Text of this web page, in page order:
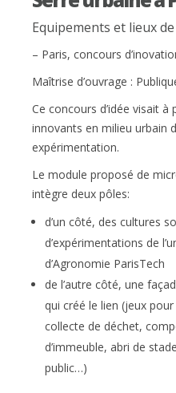
Equipements et lieux
– Paris, concours
Maîtrise d’ouvrage :
Ce concours d’idée visait
innovants en milieu urbain
expérimentation.
Le module proposé de
intègre deux pôles:
d’un côté, des cultures
d’expérimentations de
d’Agronomie ParisTech
de l’autre côté, une
qui créé le lien (jeux
collecte de déchet,
d’immeuble, abri de
public…)